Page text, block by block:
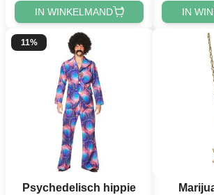
IN WINKELMAND IN
11%
Psychedelisch hippie